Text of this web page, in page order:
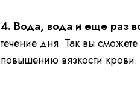
4. Вода, вода и еще раз
течение дня. Так вы
повышению вязкости крови.